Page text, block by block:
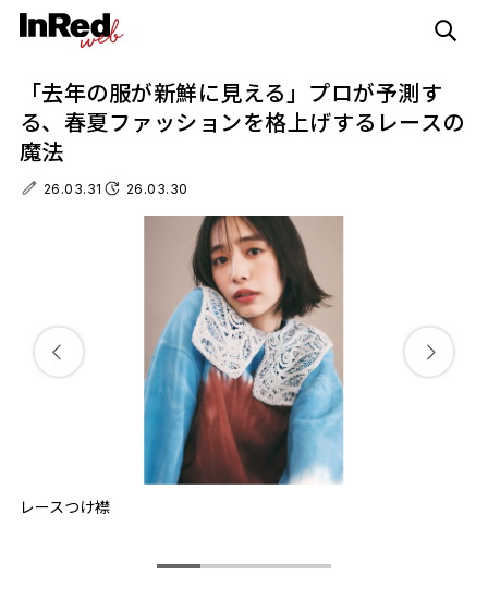
「去年の服が新鮮に見える」プロが予測す
る、春夏ファッションを格上げするレースの
魔法
26.03.31 26.03.30
レースつけ襟